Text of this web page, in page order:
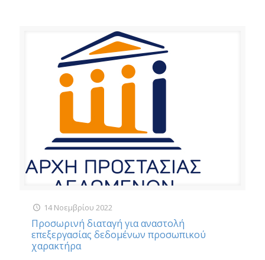
14 Νοεμβρίου 2022
Προσωρινή διαταγή για αναστολή
επεξεργασίας δεδομένων προσωπικού
χαρακτήρα